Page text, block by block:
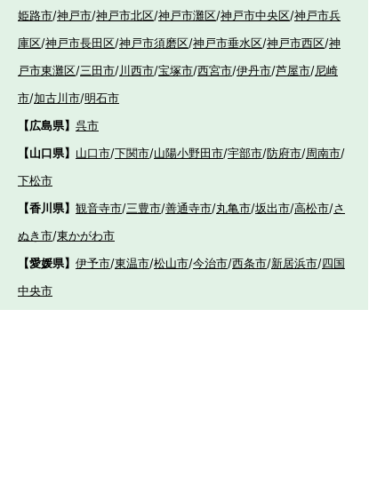
姫路市/神戸市/神戸市北区/神戸市灘区/神戸市中央区/神戸市兵
庫区/神戸市長田区/神戸市須磨区/神戸市垂水区/神戸市西区/神
戸市東灘区/三田市/川西市/宝塚市/西宮市/伊丹市/芦屋市/尼崎
市/加古川市/明石市
【広島県】 呉市
【山口県】 山口市/下関市/山陽小野田市/宇部市/防府市/周南市/
下松市
【香川県】 観音寺市/三豊市/善通寺市/丸亀市/坂出市/高松市/さ
ぬき市/東かがわ市
【愛媛県】 伊予市/東温市/松山市/今治市/西条市/新居浜市/四国
中央市